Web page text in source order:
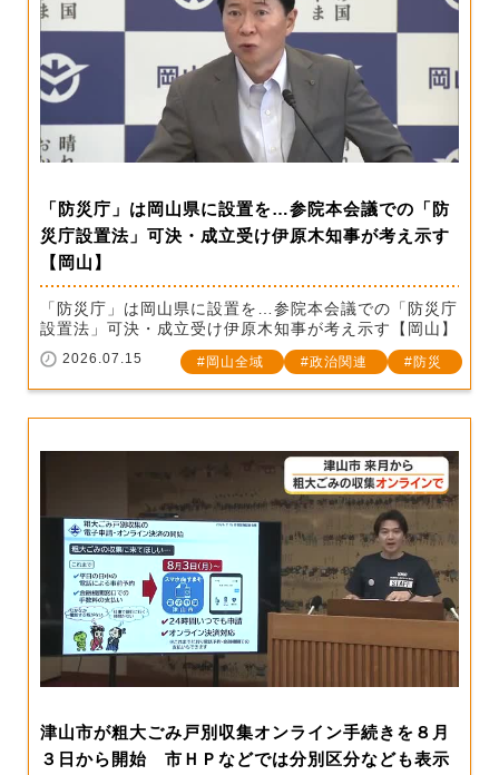
「防災庁」は岡山県に設置を…参院本会議での「防
災庁設置法」可決・成立受け伊原木知事が考え示す
【岡山】
「防災庁」は岡山県に設置を…参院本会議での「防災庁
設置法」可決・成立受け伊原木知事が考え示す【岡山】
2026.07.15 岡山全域 政治関連 防災
津山市が粗大ごみ戸別収集オンライン手続きを８月
３日から開始 市ＨＰなどでは分別区分なども表示